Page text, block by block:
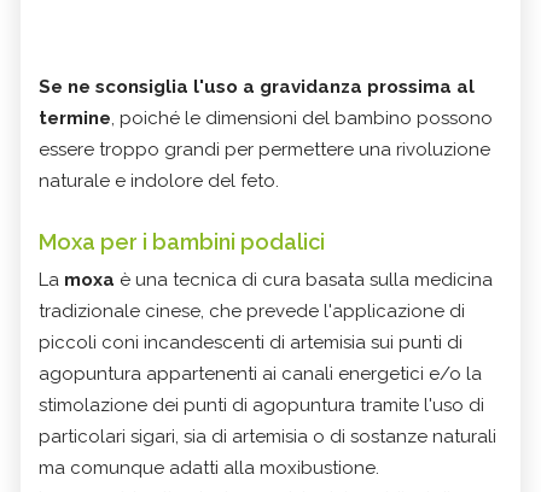
Se ne sconsiglia l'uso a gravidanza prossima al
termine, poiché le dimensioni del bambino possono
essere troppo grandi per permettere una rivoluzione
naturale e indolore del feto.
Moxa per i bambini podalici
La moxa è una tecnica di cura basata sulla medicina
tradizionale cinese, che prevede l'applicazione di
piccoli coni incandescenti di artemisia sui punti di
agopuntura appartenenti ai canali energetici e/o la
stimolazione dei punti di agopuntura tramite l'uso di
particolari sigari, sia di artemisia o di sostanze naturali
ma comunque adatti alla moxibustione.